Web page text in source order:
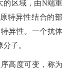
的区域，由N端重
特异性结合的部
异性。一个抗体
子。
高度可变，称为